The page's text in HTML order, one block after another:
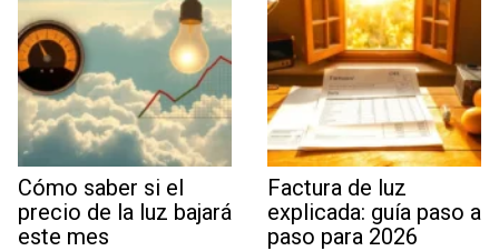
Cómo saber si el
precio de la luz bajará
este mes
Factura de luz
explicada: guía paso a
paso para 2026